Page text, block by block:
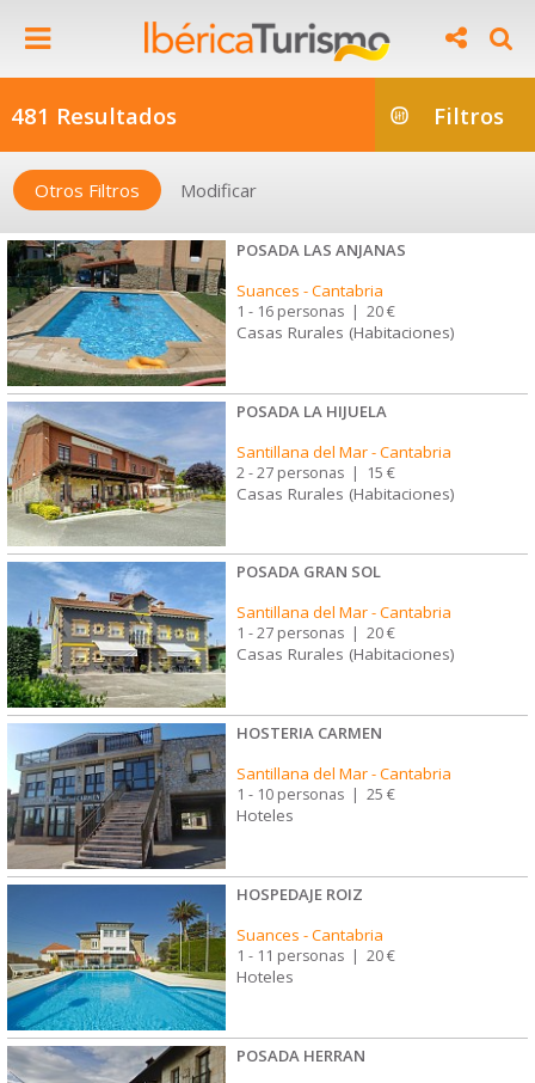
481 Resultados Filtros
Otros Filtros Modificar
POSADA LAS ANJANAS
Suances -Cantabria
1 - 16 personas | 20 €
Casas Rurales (Habitaciones)
POSADA LA HIJUELA
Santillana del Mar-Cantabria
2 - 27 personas | 15 €
Casas Rurales (Habitaciones)
POSADA GRAN SOL
Santillana del Mar-Cantabria
1 - 27 personas 20 €
Casas Rurales (Habitaciones)
HOSTERIA CARMEN
Santillana del Mar-Cantabria
1 - 10 personas | 25 €
Hoteles
HOSPEDAJE ROIZ
Suances -Cantabria
1 - 11 personas | 20 €
Hoteles
POSADA HERRAN